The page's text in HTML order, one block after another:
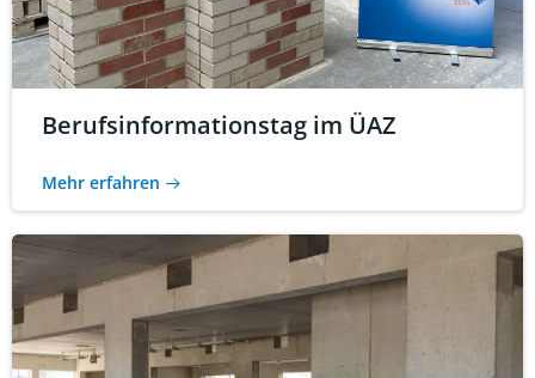
Berufsinformationstag im ÜAZ
Mehr erfahren